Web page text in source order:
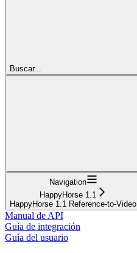
Buscar...
Navigation
HappyHorse 1.1
HappyHorse 1.1 Reference-to-Video
Manual de API
Guía de integración
Guía del usuario